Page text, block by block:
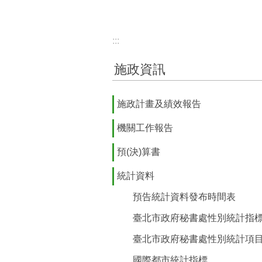
:::
施政資訊
施政計畫及績效報告
機關工作報告
預(決)算書
統計資料
預告統計資料發布時間表
臺北市政府秘書處性別統計指
臺北市政府秘書處性別統計項
國際都市統計指標